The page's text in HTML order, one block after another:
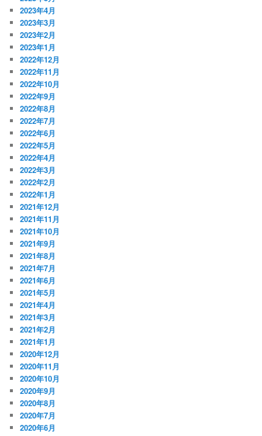
2023年4月
2023年3月
2023年2月
2023年1月
2022年12月
2022年11月
2022年10月
2022年9月
2022年8月
2022年7月
2022年6月
2022年5月
2022年4月
2022年3月
2022年2月
2022年1月
2021年12月
2021年11月
2021年10月
2021年9月
2021年8月
2021年7月
2021年6月
2021年5月
2021年4月
2021年3月
2021年2月
2021年1月
2020年12月
2020年11月
2020年10月
2020年9月
2020年8月
2020年7月
2020年6月